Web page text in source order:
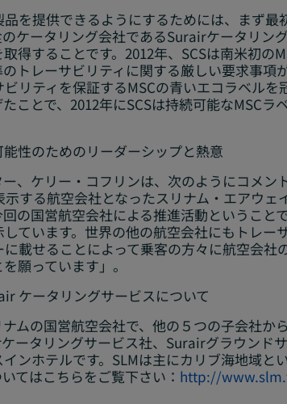
を提供できるようにするためには、まず
ケータリング会社であるSurairケータリン
得することです。2012年、SCSは南米初の
トレーサビリティに関する厳しい要求事
リティを保証するMSCの青いエコラベル
ことで、2012年にSCSは持続可能なMSC
性のためのリーダーシップと熱意
、ケリー・コフリンは、次のようにコメン
する航空会社となったスリナム・エアウ
の国営航空会社による推進活動ということ
ています。世界の他の航空会社にもトレー
載せることによって乗客の方々に航空会
願っています」。
ケータリングサービスについて
ムの国営航空会社で、他の５つの子会社か
ータリングサービス社、Surairグラウンド
ンホテルです。SLMは主にカリブ海地域
てはこちらをご覧下さい： http://